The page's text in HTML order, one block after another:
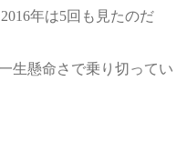
年は5回も見たのだ
生懸命さで乗り切ってい